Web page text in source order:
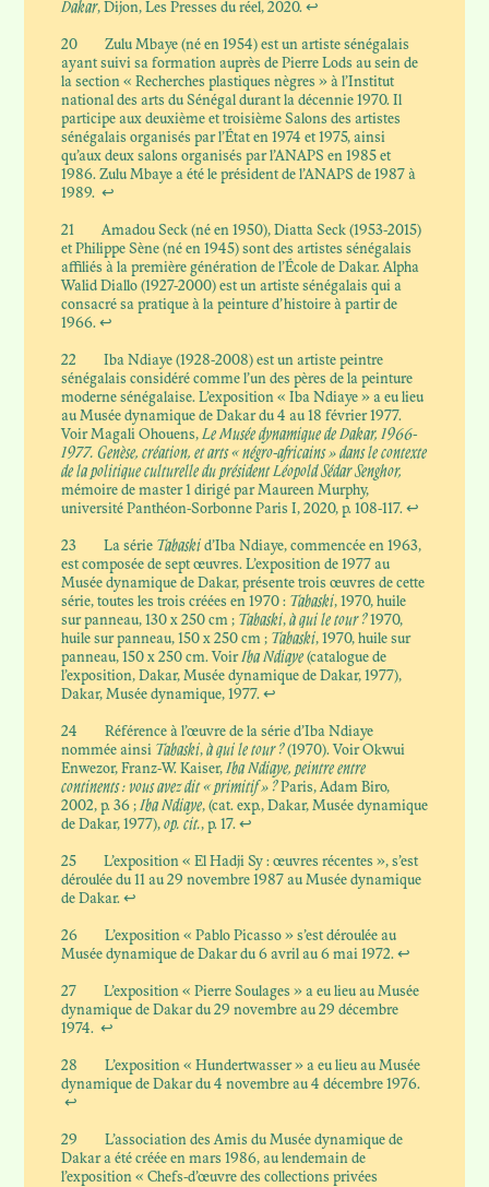
Dakar, Dijon, Les Presses du réel, 2020. ↩
20
Zulu Mbaye (né en 1954) est un artiste sénégalais
ayant suivi sa formation auprès de Pierre Lods au sein de
la section « Recherches plastiques nègres » à l’Institut
national des arts du Sénégal durant la décennie 1970. Il
participe aux deuxième et troisième Salons des artistes
sénégalais organisés par l’État en 1974 et 1975, ainsi
qu’aux deux salons organisés par l’ANAPS en 1985 et
1986. Zulu Mbaye a été le président de l’ANAPS de 1987 à
1989. ↩
21
Amadou Seck (né en 1950), Diatta Seck (1953-2015)
et Philippe Sène (né en 1945) sont des artistes sénégalais
affiliés à la première génération de l’École de Dakar. Alpha
Walid Diallo (1927-2000) est un artiste sénégalais qui a
consacré sa pratique à la peinture d’histoire à partir de
1966. ↩
22
Iba Ndiaye (1928-2008) est un artiste peintre
sénégalais considéré comme l’un des pères de la peinture
moderne sénégalaise. L’exposition « Iba Ndiaye » a eu lieu
au Musée dynamique de Dakar du 4 au 18 février 1977.
Voir Magali Ohouens,Le Musée dynamique de Dakar, 1966-
1977. Genèse, création, et arts « négro-africains » dans le contexte
de la politique culturelle du président Léopold Sédar Senghor,
mémoire de master 1 dirigé par Maureen Murphy,
université Panthéon-Sorbonne Paris I, 2020, p. 108-117. ↩
23 La série Tabaski d’Iba Ndiaye, commencée en 1963,
est composée de sept œuvres. L’exposition de 1977 au
Musée dynamique de Dakar, présente trois œuvres de cette
série, toutes les trois créées en 1970 : Tabaski, 1970, huile
sur panneau, 130 x 250 cm ; Tabaski, à qui le tour ?1970,
huile sur panneau, 150 x 250 cm ; Tabaski, 1970, huile sur
panneau, 150 x 250 cm. VoirIba Ndiaye(catalogue de
l’exposition, Dakar, Musée dynamique de Dakar, 1977),
Dakar, Musée dynamique, 1977. ↩
24
Référence à l’œuvre de la série d’Iba Ndiaye
nommée ainsi Tabaski, à qui le tour ?(1970). Voir Okwui
Enwezor, Franz-W. Kaiser,Iba Ndiaye, peintre entre
continents : vous avez dit « primitif » ?Paris, Adam Biro,
2002, p. 36 ;Iba Ndiaye, (cat. exp., Dakar, Musée dynamique
de Dakar, 1977), op. cit., p. 17. ↩
25
L’exposition « El Hadji Sy : œuvres récentes », s’est
déroulée du 11 au 29 novembre 1987 au Musée dynamique
de Dakar. ↩
26
L’exposition « Pablo Picasso » s’est déroulée au
Musée dynamique de Dakar du 6 avril au 6 mai 1972. ↩
27
L’exposition « Pierre Soulages » a eu lieu au Musée
dynamique de Dakar du 29 novembre au 29 décembre
1974. ↩
28
L’exposition « Hundertwasser » a eu lieu au Musée
dynamique de Dakar du 4 novembre au 4 décembre 1976.
↩
29
L’association des Amis du Musée dynamique de
Dakar a été créée en mars 1986, au lendemain de
l’exposition « Chefs-d’œuvre des collections privées